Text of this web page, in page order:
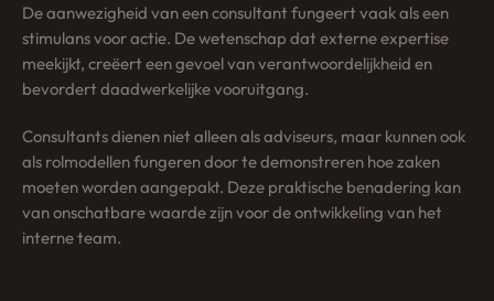
De aanwezigheid van een consultant fungeert vaak als een
stimulans voor actie. De wetenschap dat externe expertise
meekijkt, creëert een gevoel van verantwoordelijkheid en
bevordert daadwerkelijke vooruitgang.
Consultants dienen niet alleen als adviseurs, maar kunnen ook
als rolmodellen fungeren door te demonstreren hoe zaken
moeten worden aangepakt. Deze praktische benadering kan
van onschatbare waarde zijn voor de ontwikkeling van het
interne team.